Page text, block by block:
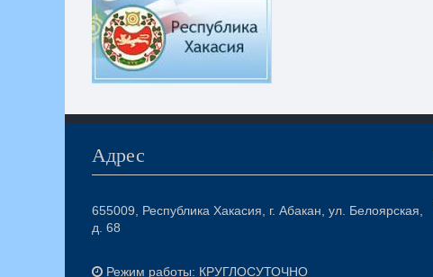
Адрес
655009, Республика Хакасия, г. Абакан, ул. Белоярская,
д. 68
Режим работы: КРУГЛОСУТОЧНО